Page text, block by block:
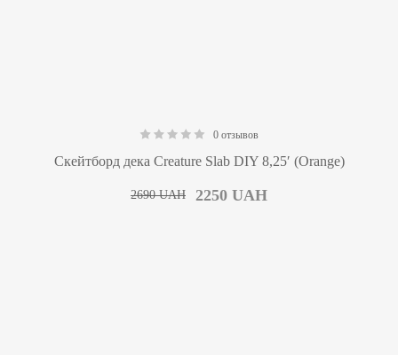
0 отзывов
Скейтборд дека Creature Slab DIY 8,25′ (Orange)
2250UAH
2690UAH